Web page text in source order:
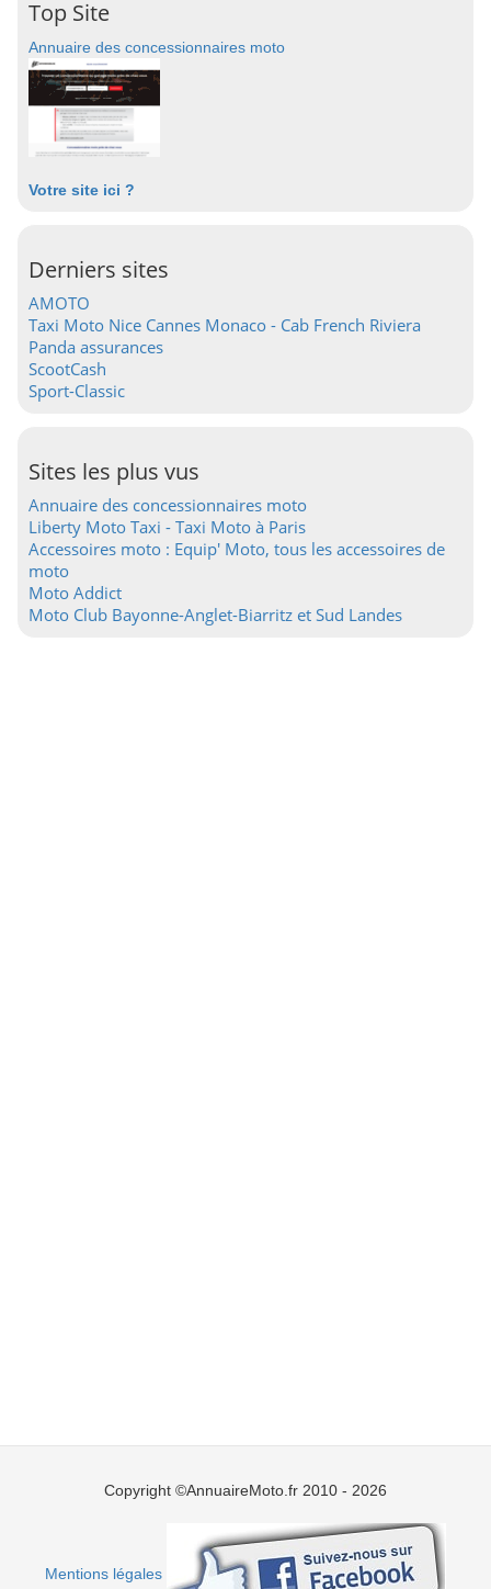
Top Site
Annuaire des concessionnaires moto
Votre site ici ?
Derniers sites
AMOTO
Taxi Moto Nice Cannes Monaco - Cab French Riviera
Panda assurances
ScootCash
Sport-Classic
Sites les plus vus
Annuaire des concessionnaires moto
Liberty Moto Taxi - Taxi Moto à Paris
Accessoires moto : Equip' Moto, tous les accessoires de
moto
Moto Addict
Moto Club Bayonne-Anglet-Biarritz et Sud Landes
Copyright ©AnnuaireMoto.fr 2010 - 2026
Mentions légales